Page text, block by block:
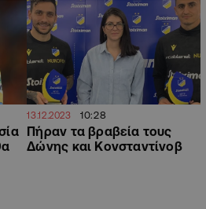
13.12.2023 10:28
Πήραν τα βραβεία τους
Δώνης και Κονσταντίνοβ